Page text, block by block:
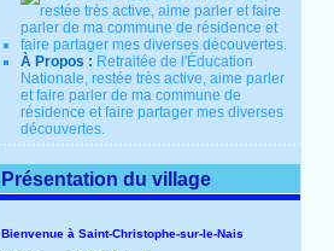
À Propos : Retraitée de l'Éducation
Nationale, restée très active, aime parler
et faire parler de ma commune de
résidence et faire partager mes diverses
découvertes.
Présentation du village
Bienvenue à Saint-Christophe-sur-le-Nais